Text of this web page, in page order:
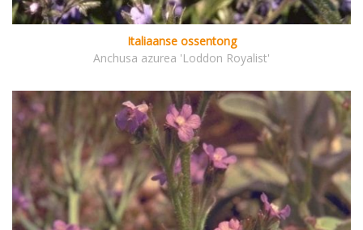
Italiaanse ossentong
Anchusa azurea 'Loddon Royalist'